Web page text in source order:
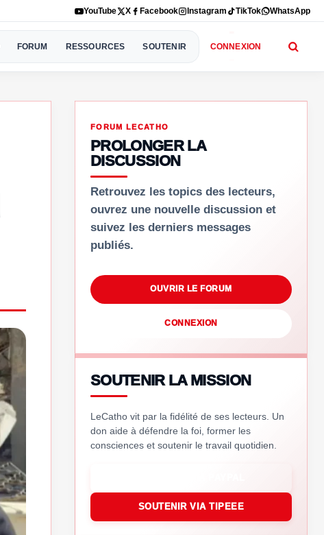
YouTube X Facebook Instagram TikTok WhatsApp
FORUM RESSOURCES SOUTENIR CONNEXION
FORUM LECATHO
PROLONGER LA
DISCUSSION
Retrouvez les topics des lecteurs,
ouvrez une nouvelle discussion et
suivez les derniers messages
publiés.
OUVRIR LE FORUM
CONNEXION
SOUTENIR LA MISSION
LeCatho vit par la fidélité de ses lecteurs. Un
don aide à défendre la foi, former les
consciences et soutenir le travail quotidien.
SOUTENIR VIA TIPEEE